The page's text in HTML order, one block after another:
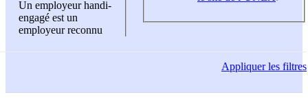
Un employeur handi-
engagé est un
employeur reconnu
Appliquerles filtres